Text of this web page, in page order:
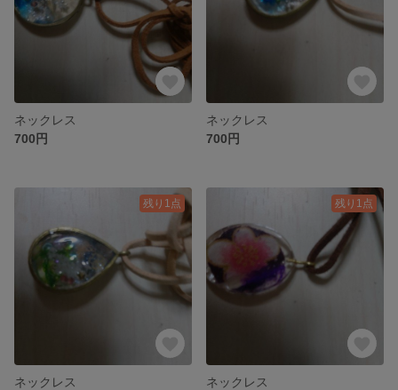
ネックレス
700円
ネックレス
700円
残り1点
ネックレス
残り1点
ネックレス